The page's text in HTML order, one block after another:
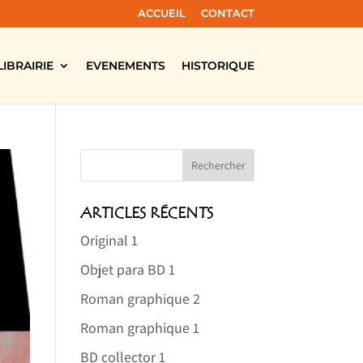
ACCUEIL CONTACT
EVENEMENTS HISTORIQUE
ARTICLES RÉCENTS
Original 1
Objet para BD 1
Roman graphique 2
Roman graphique 1
BD collector 1